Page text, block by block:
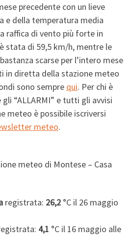
precedente con un lieve
e della temperatura media
raffica di vento più forte in
stata di 59,5 km/h, mentre le
scarse per l’intero mese
in diretta della stazione meteo
sono sempre qui. Per chi è
“ALLARMI” e tutti gli avvisi
meteo è possibile iscriversi
meteo.
meteo di Montese – Casa
registrata: 26,2 °C il 26 maggio
4,1 °C il 16 maggio alle